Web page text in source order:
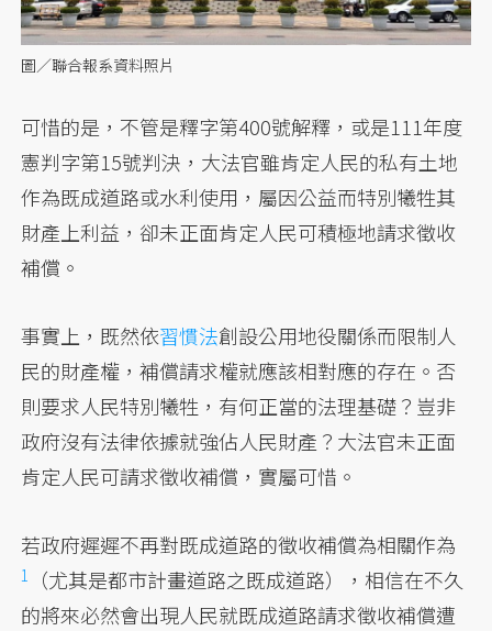
圖／聯合報系資料照片
可惜的是，不管是釋字第400號解釋，或是111年度
憲判字第15號判決，大法官雖肯定人民的私有土地
作為既成道路或水利使用，屬因公益而特別犧牲其
財產上利益，卻未正面肯定人民可積極地請求徵收
補償。
事實上，既然依習慣法創設公用地役關係而限制人
民的財產權，補償請求權就應該相對應的存在。否
則要求人民特別犧牲，有何正當的法理基礎？豈非
政府沒有法律依據就強佔人民財產？大法官未正面
肯定人民可請求徵收補償，實屬可惜。
若政府遲遲不再對既成道路的徵收補償為相關作為
1
（尤其是都市計畫道路之既成道路），相信在不久
的將來必然會出現人民就既成道路請求徵收補償遭